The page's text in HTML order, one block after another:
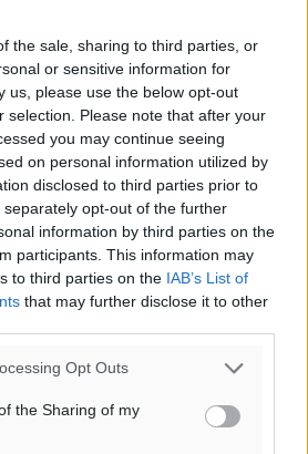
the sale, sharing to third parties, or
or sensitive information for
us, please use the below opt-out
selection. Please note that after your
you may continue seeing
on personal information utilized by
disclosed to third parties prior to
opt-out of the further
information by third parties on the
participants. This information may
to third parties on the IAB’s List of
that may further disclose it to other
Opt Outs
the Sharing of my